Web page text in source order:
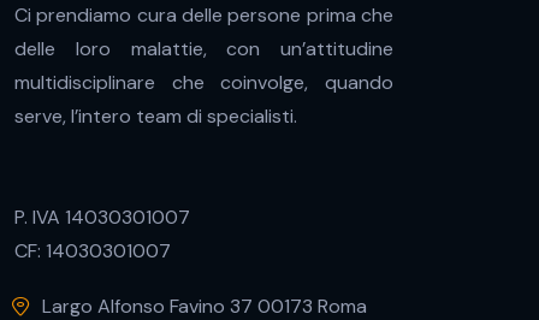
Ci prendiamo cura delle persone prima che
delle loro malattie, con un’attitudine
multidisciplinare che coinvolge, quando
serve, l’intero team di specialisti.
P. IVA 14030301007
CF: 14030301007
Largo Alfonso Favino 37 00173 Roma